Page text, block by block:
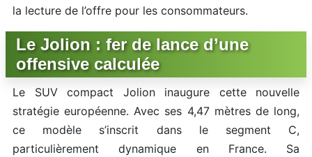
la lecture de l’offre pour les consommateurs.
Le Jolion : fer de lance d’une
offensive calculée
Le SUV compact Jolion inaugure cette nouvelle
stratégie européenne. Avec ses 4,47 mètres de long,
ce modèle s’inscrit dans le segment C,
particulièrement dynamique en France. Sa